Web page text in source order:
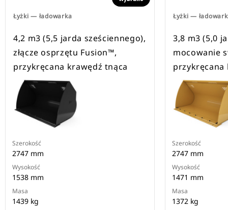
Łyżki — ładowarka
4,2 m3 (5,5 jarda sześciennego),
złącze osprzętu Fusion™,
przykręcana krawędź tnąca
Szerokość
2747 mm
Wysokość
1538 mm
Masa
1439 kg
Łyżki —
3,8 m3 (5,0
mocowanie
przykręcana
Szerokość
2747 mm
Wysokość
1471 mm
Masa
1372 kg